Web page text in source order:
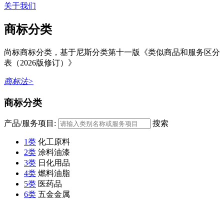
关于我们
商标分类
尚标商标分类，基于尼斯分类第十一版《类似商品和服务区分
表（2026版修订）》
商标法>
商标分类
产品/服务项目: 搜索
1类 化工原料
2类 涂料油漆
3类 日化用品
4类 燃料油脂
5类 医药品
6类 五金金属